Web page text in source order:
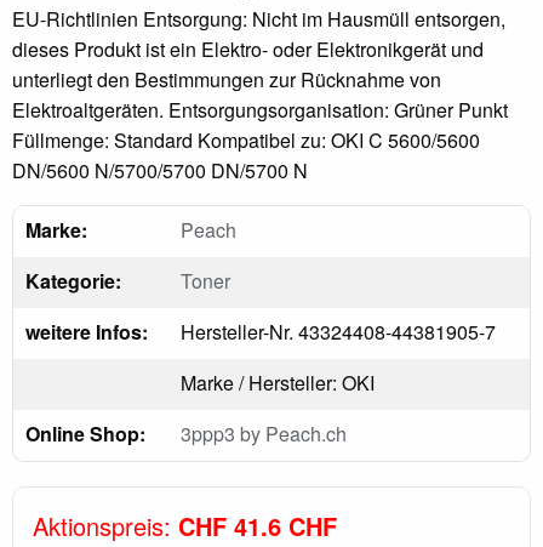
EU-Richtlinien Entsorgung: Nicht im Hausmüll entsorgen,
dieses Produkt ist ein Elektro- oder Elektronikgerät und
unterliegt den Bestimmungen zur Rücknahme von
Elektroaltgeräten. Entsorgungsorganisation: Grüner Punkt
Füllmenge: Standard Kompatibel zu: OKI C 5600/5600
DN/5600 N/5700/5700 DN/5700 N
Marke:
Peach
Kategorie:
Toner
weitere Infos:
Hersteller-Nr. 43324408-44381905-7
Marke / Hersteller: OKI
Online Shop:
3ppp3 by Peach.ch
Aktionspreis: CHF 41.6 CHF